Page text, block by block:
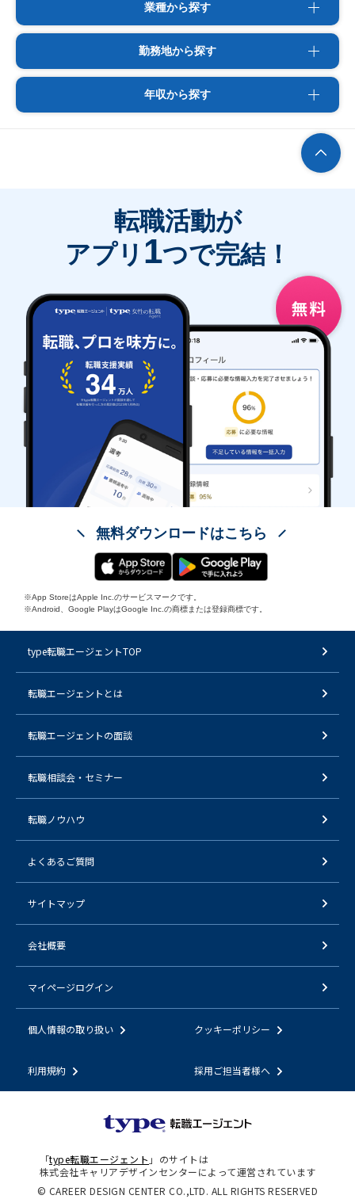
業種から探す
勤務地から探す
年収から探す
転職活動が
アプリ 1つで完結！
無料ダウンロードはこちら
※App StoreはApple Inc.のサービスマークです。
※Android、Google PlayはGoogle Inc.の商標または登録商標です。
type転職エージェントTOP
転職エージェントとは
転職エージェントの面談
転職相談会・セミナー
転職ノウハウ
よくあるご質問
サイトマップ
会社概要
マイページログイン
個人情報の取り扱い クッキーポリシー
利用規約 採用ご担当者様へ
「type転職エージェント 」のサイトは
株式会社キャリアデザインセンターによって運営されています
© CAREER DESIGN CENTER CO.,LTD. ALL RIGHTS RESERVED